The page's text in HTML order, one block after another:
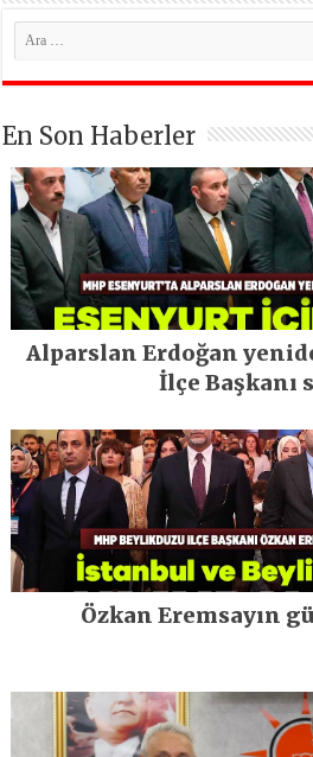
En Son Haberler
Alparslan Erdoğan
İlçe Başkanı
Özkan Eremsayın